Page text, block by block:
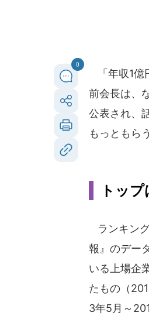
0
「年収1億
前会長は、
公表され、
もっともら
トッ
ランキン
報』のデー
いる上場企
たもの（
3年5月～